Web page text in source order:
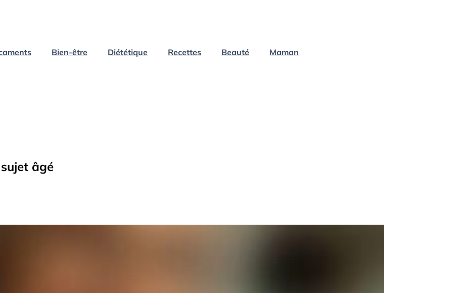
Bien-être Diététique Recettes Beauté Maman
âgé